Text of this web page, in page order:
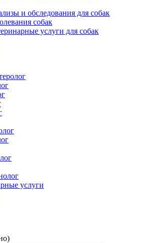
и обследования для собак
собак
услуги для собак
услуги